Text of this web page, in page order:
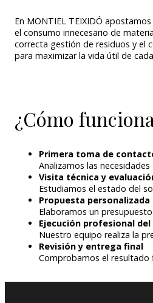
En MONTIEL TEIXIDÓ
el consumo innecesario de
correcta gestión de residuos y el
para maximizar la vida útil de
¿Cómo
Primera toma de
Analizamos las
Visita técnica y
Estudiamos el estado del
Propuesta personalizada
Elaboramos un
Ejecución profesional
Nuestro equipo realiza la
Revisión y entrega final
Comprobamos el resultado